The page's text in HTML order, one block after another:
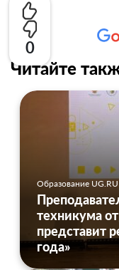
0
Читайте
Образование UG.RU
техникума
представит
года»